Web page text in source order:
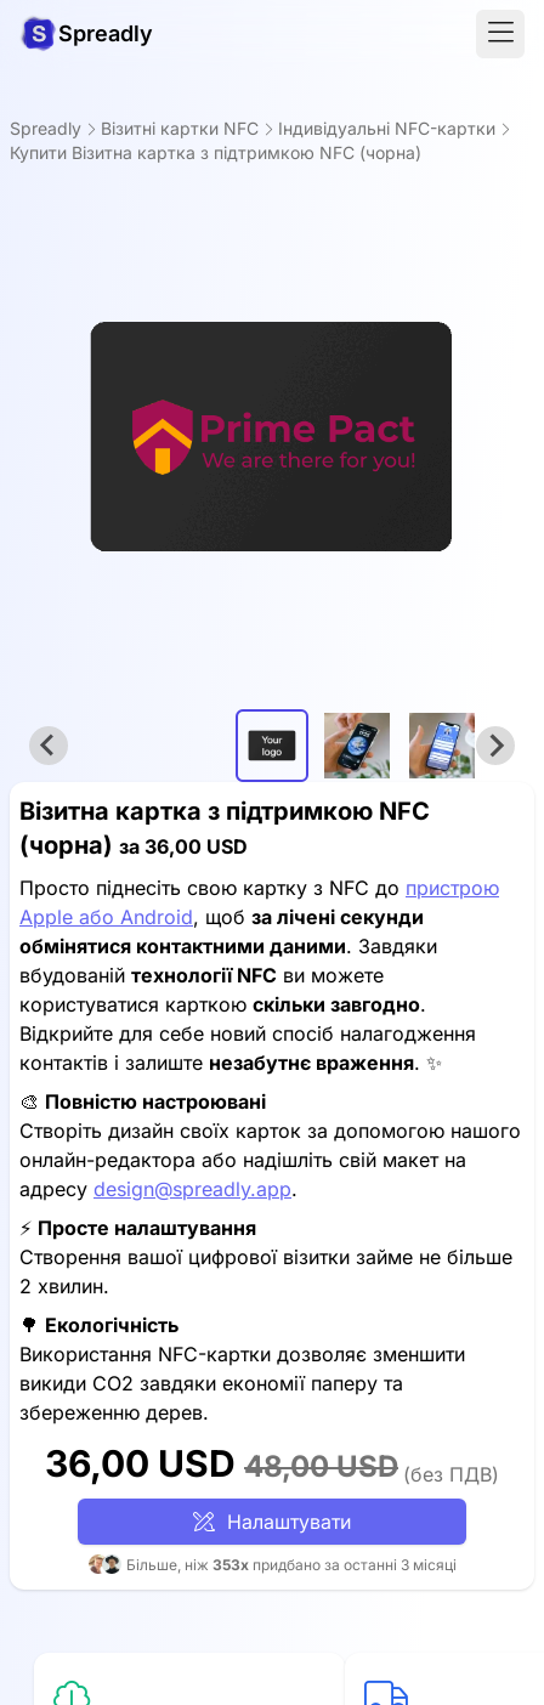
Spreadly
Spreadly Візитні картки NFC
Індивідуальні NFC-картки
Купити Візитна картка з підтримкою NFC (чорна)
Візитна картка з підтримкою NFC
(чорна) за 36,00 USD
Просто піднесіть свою картку з NFC до пристрою
Apple або Android, щоб за лічені секунди
обмінятися контактними даними. Завдяки
вбудованій технології NFC ви можете
користуватися карткою скільки завгодно.
Відкрийте для себе новий спосіб налагодження
контактів і залиште незабутнє враження. ✨
🎨 Повністю настроювані
Створіть дизайн своїх карток за допомогою нашого
онлайн-редактора або надішліть свій макет на
адресу design@spreadly.app.
⚡️ Просте налаштування
Створення вашої цифрової візитки займе не більше
2 хвилин.
🌳 Екологічність
Використання NFC-картки дозволяє зменшити
викиди CO2 завдяки економії паперу та
збереженню дерев.
36,00 USD 48,00 USD (без ПДВ)
Налаштувати
Більше, ніж 353xпридбано за останні 3 місяці